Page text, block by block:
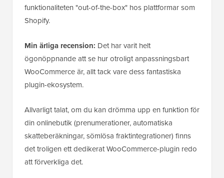
funktionaliteten "out-of-the-box" hos plattformar som
Shopify.
Min ärliga recension: Det har varit helt
ögonöppnande att se hur otroligt anpassningsbart
WooCommerce är, allt tack vare dess fantastiska
plugin-ekosystem.
Allvarligt talat, om du kan drömma upp en funktion för
din onlinebutik (prenumerationer, automatiska
skatteberäkningar, sömlösa fraktintegrationer) finns
det troligen ett dedikerat WooCommerce-plugin redo
att förverkliga det.